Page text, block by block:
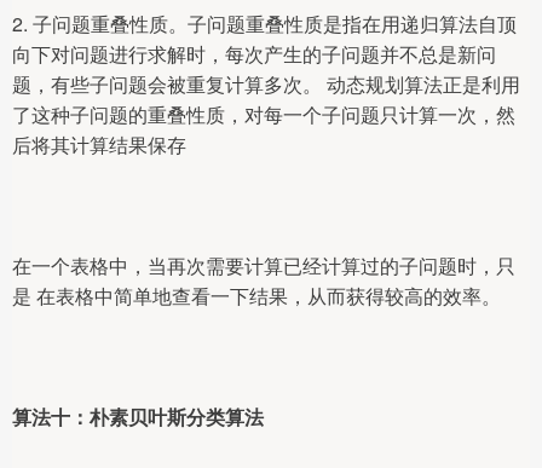
2. 子问题重叠性质。子问题重叠性质是指在用递归算法自顶
向下对问题进行求解时，每次产生的子问题并不总是新问
题，有些子问题会被重复计算多次。 动态规划算法正是利用
了这种子问题的重叠性质，对每一个子问题只计算一次，然
后将其计算结果保存
在一个表格中，当再次需要计算已经计算过的子问题时，只
是 在表格中简单地查看一下结果，从而获得较高的效率。
算法十：朴素贝叶斯分类算法